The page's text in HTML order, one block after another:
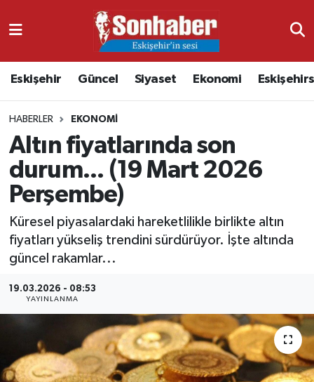
Eskişehir Güncel Siyaset Ekonomi
HABERLER EKONOMI
Altın fiyatlarında son
durum... (19 Mart 2026
Perşembe)
Küresel piyasalardaki hareketlilikle birlikte altın
fiyatları yükseliş trendini sürdürüyor. İşte altında
güncel rakamlar...
19.03.2026 - 08:53
YAYINLANMA
Ekonomi
Kültür & Sanat
Magazin
Sağlık
Siyaset
Spor
Nöbetçi Eczaneler
Namaz Vakitleri
Trafik Durumu
Süper Lig Puan Durumu ve Fikstür
Tüm Manşetler
Haber Arşivi